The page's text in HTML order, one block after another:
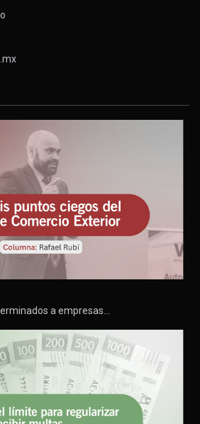
a empresas…